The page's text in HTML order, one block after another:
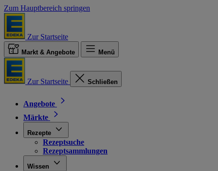
Zum Hauptbereich springen
Zur Startseite
Markt & Angebote Menü
Zur Startseite Schließen
Angebote
Märkte
Rezepte
Rezeptsuche
Rezeptsammlungen
Wissen